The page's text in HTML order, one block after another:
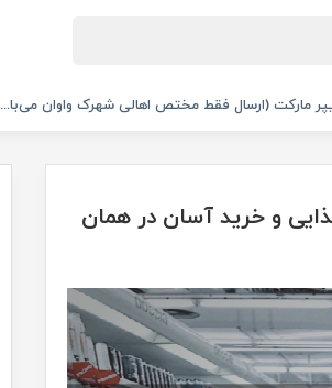
مارکت (ارسال فقط مختص اهالی شهرک واوان می‌با...
و خرید آسان در همان